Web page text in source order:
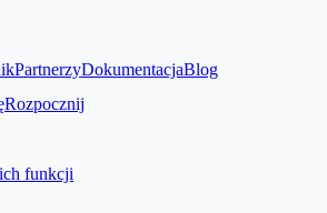
PartnerzyDokumentacjaBlog
Rozpocznij
funkcji